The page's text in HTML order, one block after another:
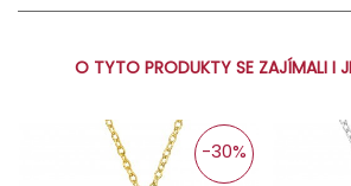
O TYTO PRODUKTY SE ZAJÍMALI I
-30%